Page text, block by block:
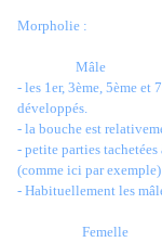
Morpholie :
Mâle
- les 1er, 3ème, 5ème et
développés.
- la bouche est
- petite parties
(comme ici par exemple)
- Habituellement les
Femelle